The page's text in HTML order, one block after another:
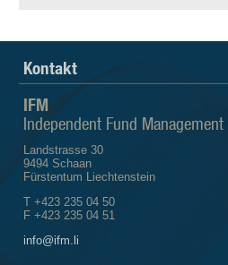
Kontakt
IFM
Independent Fund Management
Landstrasse 30
9494 Schaan
Fürstentum Liechtenstein
T +423 235 04 50
F +423 235 04 51
info@ifm.li